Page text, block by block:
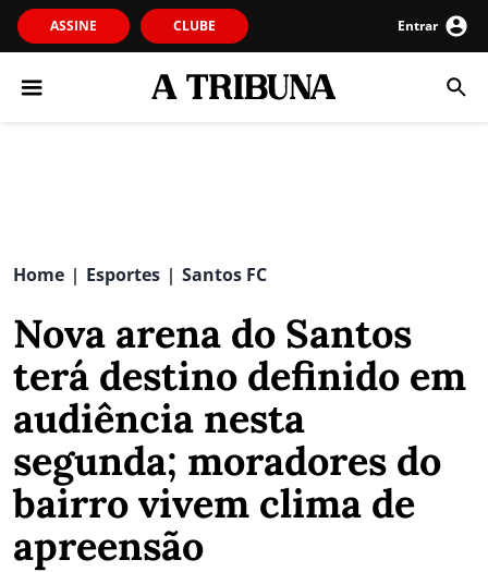
ASSINE CLUBE Entrar
Home | Esportes | Santos FC
Nova arena do Santos
terá destino definido em
audiência nesta
segunda; moradores do
bairro vivem clima de
apreensão